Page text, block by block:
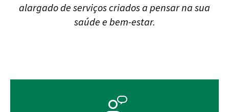
alargado de serviços criados a pensar na sua
saúde e bem-estar.